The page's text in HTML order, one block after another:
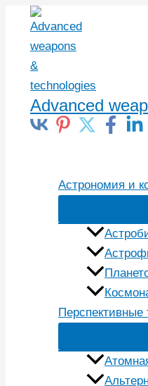
Перейти
содержимому
Advanced
Астрономия и
Перспективные